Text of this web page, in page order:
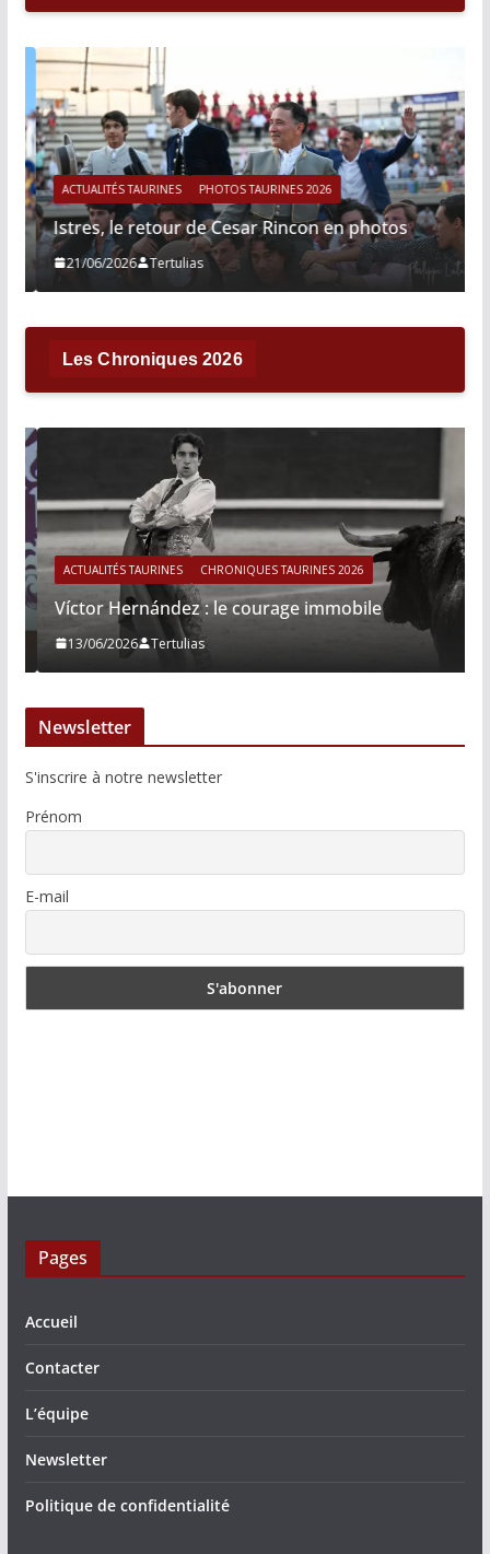
ACTUALITÉS TAURINES PHOTOS TAURINES 2026
Istres, le retour de Cesar Rincon en photos
21/06/2026 Tertulias
Les Chroniques 2026
ACTUALITÉS TAURINES CHRONIQUES TAURINES 2026
Víctor Hernández : le courage immobile
13/06/2026 Tertulias
Newsletter
S'inscrire à notre newsletter
Prénom
E-mail
Pages
Accueil
Contacter
L’équipe
Newsletter
Politique de confidentialité